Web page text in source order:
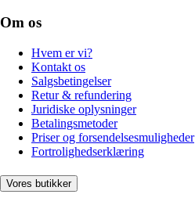
Om os
Hvem er vi?
Kontakt os
Salgsbetingelser
Retur & refundering
Juridiske oplysninger
Betalingsmetoder
Priser og forsendelsesmuligheder
Fortrolighedserklæring
Vores butikker